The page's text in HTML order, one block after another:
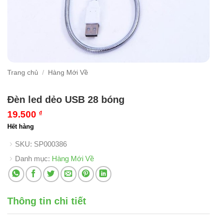
Trang chủ / Hàng Mới Về
Đèn led dẻo USB 28 bóng
19.500 ₫
Hết hàng
SKU: SP000386
Danh mục: Hàng Mới Về
Thông tin chi tiết